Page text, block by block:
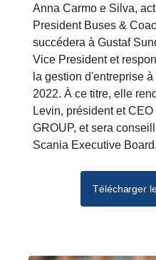
Anna Carmo e Silva,
President Buses &
succédera à Gustaf
Vice President et
la gestion d'entreprise à
2022. À ce titre, elle
Levin, président et
GROUP, et sera
Scania Executive Board.
Télécharger